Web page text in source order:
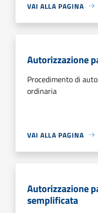
VAI ALLA PAGINA
Autorizzazione
Procedimento di
ordinaria
VAI ALLA PAGINA
Autorizzazione
semplificata